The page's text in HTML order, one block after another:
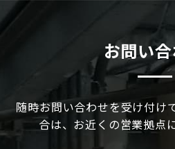
お問い
随時お問い合わせを受け付け
合は、お近くの営業拠点